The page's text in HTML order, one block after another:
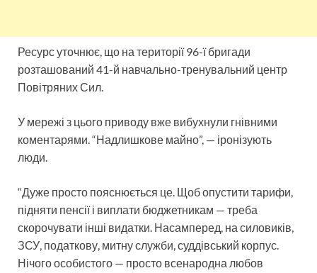
Ресурс уточнює, що на території 96-ї бригади
розташований 41-й навчально-тренувальний центр
Повітряних Сил.
У мережі з цього приводу вже вибухнули гнівними
коментарями. “Надлишкове майно”, — іронізують
люди.
“Дуже просто пояснюється це. Щоб опустити тарифи,
підняти пенсії і виплати бюджетникам — треба
скорочувати інші видатки. Насамперед, на силовиків,
ЗСУ, податкову, митну служби, суддівський корпус.
Нічого особистого — просто всенародна любов